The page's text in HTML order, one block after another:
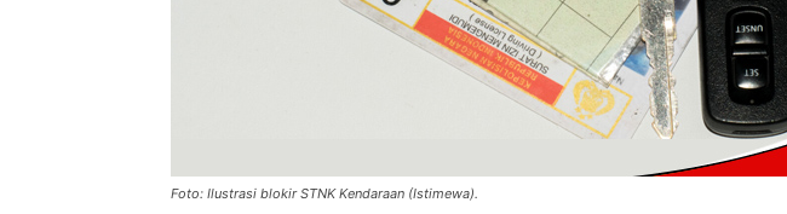
Foto: Ilustrasi blokir STNK Kendaraan (Istimewa).